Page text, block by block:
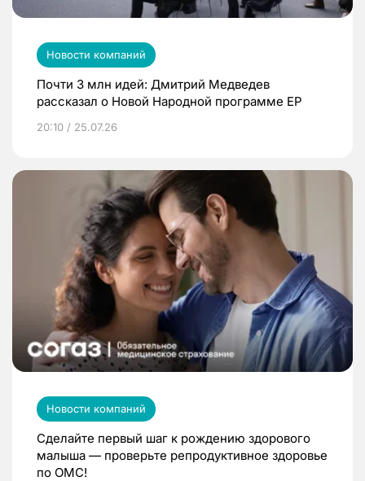
Новости компаний
Почти 3 млн идей: Дмитрий Медведев
рассказал о Новой Народной программе ЕР
20:10 / 25.07.26
Новости компаний
Сделайте первый шаг к рождению здорового
малыша — проверьте репродуктивное здоровье
по ОМС!